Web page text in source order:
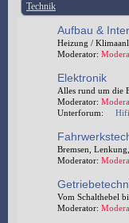
Technik
Aufbau &
Heizung /
Moderator:
Elektronik
Alles rund um die
Moderator:
Unterforum:
Bremsen,
Moderator:
Vom Schalthebel
Moderator: